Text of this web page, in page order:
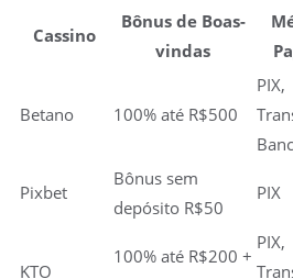
Cassino
Bônus de Boas-
vindas
Betano 100% até R$500
PIX,
Pixbet
Bônus sem
depósito R$50
PIX
KTO
100% até R$200 +
PIX,